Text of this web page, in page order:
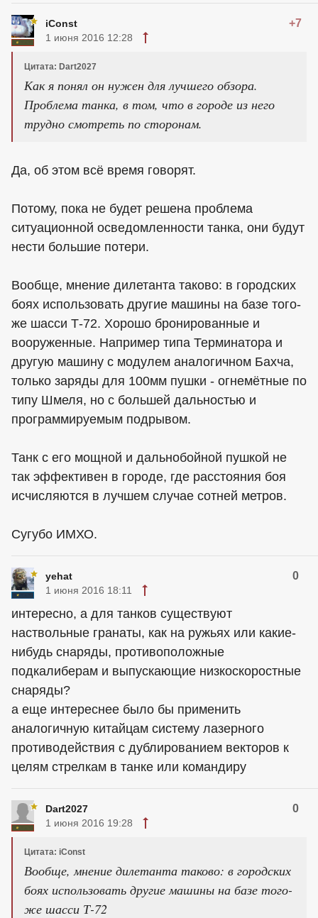
iConst +7
1 июня 2016 12:28
Цитата: Dart2027
Как я понял он нужен для лучшего обзора.
Проблема танка, в том, что в городе из него
трудно смотреть по сторонам.
Да, об этом всё время говорят.
Потому, пока не будет решена проблема
ситуационной осведомленности танка, они будут
нести большие потери.
Вообще, мнение дилетанта таково: в городских
боях использовать другие машины на базе того-
же шасси Т-72. Хорошо бронированные и
вооруженные. Например типа Терминатора и
другую машину с модулем аналогичном Бахча,
только заряды для 100мм пушки - огнемётные по
типу Шмеля, но с большей дальностью и
программируемым подрывом.
Танк с его мощной и дальнобойной пушкой не
так эффективен в городе, где расстояния боя
исчисляются в лучшем случае сотней метров.
Сугубо ИМХО.
yehat 0
1 июня 2016 18:11
интересно, а для танков существуют
наствольные гранаты, как на ружьях или какие-
нибудь снаряды, противоположные
подкалиберам и выпускающие низкоскоростные
снаряды?
а еще интереснее было бы применить
аналогичную китайцам систему лазерного
противодействия с дублированием векторов к
целям стрелкам в танке или командиру
Dart2027 0
1 июня 2016 19:28
Цитата: iConst
Вообще, мнение дилетанта таково: в городских
боях использовать другие машины на базе того-
же шасси Т-72